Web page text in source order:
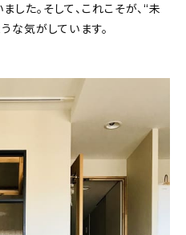
た。そして、これこそが、“未
な気がしています。